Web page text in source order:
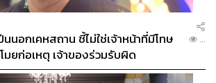
นอกเคหสถาน ชี้ไม่ใช่เจ้าหน้าที่มีโทษ
ยก่อเหตุ เจ้าของร่วมรับผิด
...